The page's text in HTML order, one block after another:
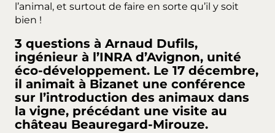
l’animal, et surtout de faire en sorte qu’il y soit
bien !
3 questions à Arnaud Dufils,
ingénieur à l’INRA d’Avignon, unité
éco-développement. Le 17 décembre,
il animait à Bizanet une conférence
sur l’introduction des animaux dans
la vigne, précédant une visite au
château Beauregard-Mirouze.